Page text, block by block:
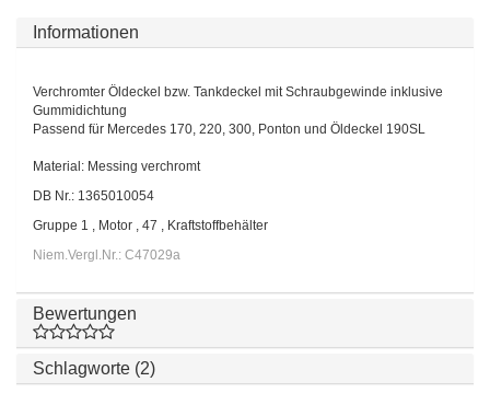
Informationen
Verchromter Öldeckel bzw. Tankdeckel mit Schraubgewinde inklusive
Gummidichtung
Passend für Mercedes 170, 220, 300, Ponton und Öldeckel 190SL
Material: Messing verchromt
DB Nr.: 1365010054
Gruppe 1 , Motor , 47 , Kraftstoffbehälter
Niem.Vergl.Nr.: C47029a
Bewertungen
Schlagworte (2)